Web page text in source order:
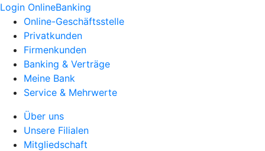
Login OnlineBanking
Online-Geschäftsstelle
Privatkunden
Firmenkunden
Banking & Verträge
Meine Bank
Service & Mehrwerte
Über uns
Unsere Filialen
Mitgliedschaft